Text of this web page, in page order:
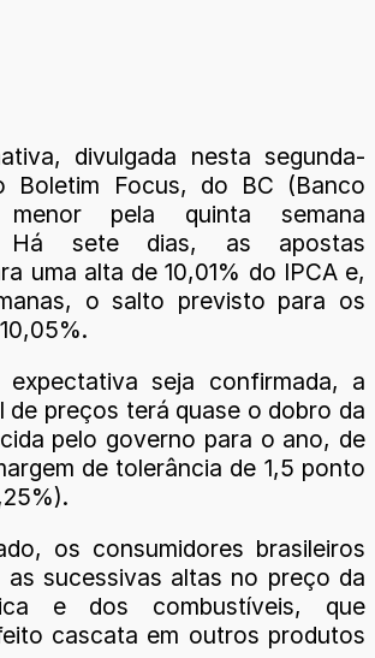
divulgada nesta segunda-
Boletim Focus, do BC (Banco
pela quinta semana
Há sete dias, as apostas
uma alta de 10,01% do IPCA e,
o salto previsto para os
seja confirmada, a
de preços terá quase o dobro da
pelo governo para o ano, de
de tolerância de 1,5 ponto
os consumidores brasileiros
sucessivas altas no preço da
e dos combustíveis, que
cascata em outros produtos